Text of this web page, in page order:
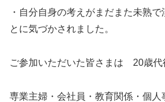
・自分自身の考えがまだまた未熟
とに気づかされました。
ご参加いただいた皆さまは 20歳
専業主婦・会社員・教育関係・個